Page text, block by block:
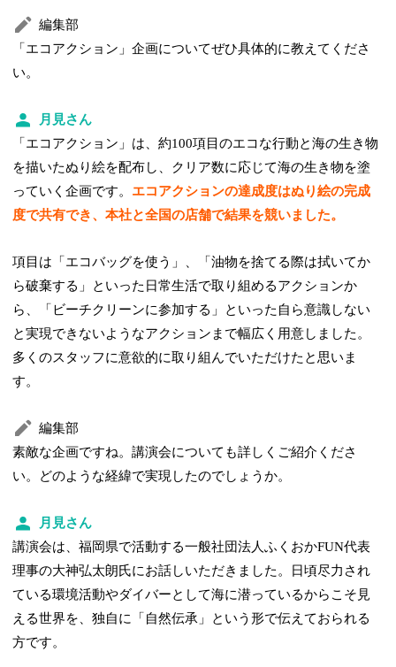
編集部
「エコアクション」企画についてぜひ具体的に教えてくださ
い。
月見さん
「エコアクション」は、約100項目のエコな行動と海の生き物
を描いたぬり絵を配布し、クリア数に応じて海の生き物を塗
っていく企画です。 エコアクションの達成度はぬり絵の完成
度で共有でき、本社と全国の店舗で結果を競いました。
項目は「エコバッグを使う」、「油物を捨てる際は拭いてか
ら破棄する」といった日常生活で取り組めるアクションか
ら、「ビーチクリーンに参加する」といった自ら意識しない
と実現できないようなアクションまで幅広く用意しました。
多くのスタッフに意欲的に取り組んでいただけたと思いま
す。
編集部
素敵な企画ですね。講演会についても詳しくご紹介くださ
い。どのような経緯で実現したのでしょうか。
月見さん
講演会は、福岡県で活動する一般社団法人ふくおかFUN代表
理事の大神弘太朗氏にお話しいただきました。日頃尽力され
ている環境活動やダイバーとして海に潜っているからこそ見
える世界を、独自に「自然伝承」という形で伝えておられる
方です。